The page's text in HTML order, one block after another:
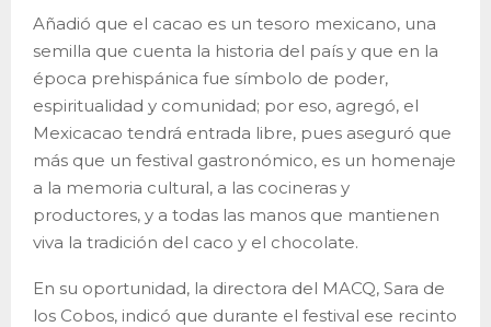
Añadió que el cacao es un tesoro mexicano, una
semilla que cuenta la historia del país y que en la
época prehispánica fue símbolo de poder,
espiritualidad y comunidad; por eso, agregó, el
Mexicacao tendrá entrada libre, pues aseguró que
más que un festival gastronómico, es un homenaje
a la memoria cultural, a las cocineras y
productores, y a todas las manos que mantienen
viva la tradición del caco y el chocolate.
En su oportunidad, la directora del MACQ, Sara de
los Cobos, indicó que durante el festival ese recinto